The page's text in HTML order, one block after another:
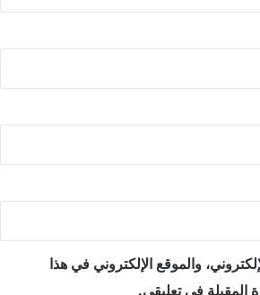
والموقع الإلكتروني في هذا
المقبلة في تعليقي.